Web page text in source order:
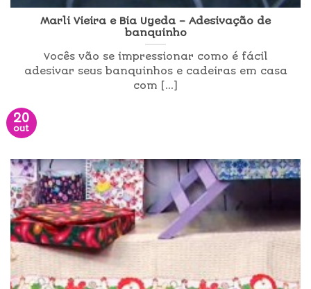
Marli Vieira e Bia Uyeda – Adesivação de
banquinho
Vocês vão se impressionar como é fácil
adesivar seus banquinhos e cadeiras em casa
com [...]
20
out